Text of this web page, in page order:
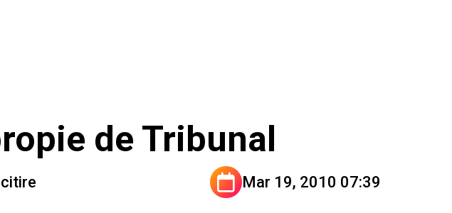
de Tribunal
Mar 19, 2010 07:39